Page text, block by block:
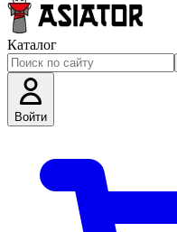
Каталог
Войти